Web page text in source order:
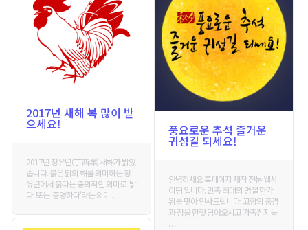
2017년 새해 복 많이 받
으세요!
2017년 정유년(丁酉年) 새해가 밝았
습니다. 붉은 닭의 해를 의미하는 정
유년에서 붉다는 중의적인 의미로 '밝
다' 또는 '총명하다'라는 의미 . . .
풍요로운 추석 즐거운
귀성길 되세요!
안녕하세요 홈페이지 제작 전문 웹사
이팅 입니다. 민족 최대의 명절 한가
위를 맞아 인사드립니다. 고향의 풍경
과 정을 한껏 담아오시고 가족친지들
. . .